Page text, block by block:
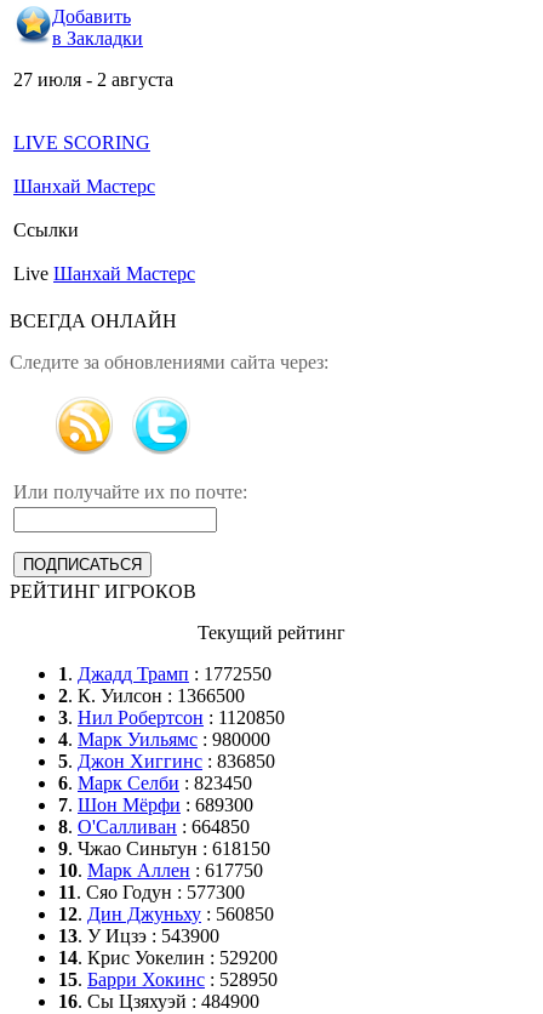
Добавить
в Закладки
27 июля - 2 августа
LIVE SCORING
Шанхай Мастерс
Ссылки
Live Шанхай Мастерс
ВСЕГДА ОНЛАЙН
Следите за обновлениями сайта через:
Или получайте их по почте:
РЕЙТИНГ ИГРОКОВ
Текущий рейтинг
1. Джадд Трамп : 1772550
2. К. Уилсон : 1366500
3. Нил Робертсон : 1120850
4. Марк Уильямс : 980000
5. Джон Хиггинс : 836850
6. Марк Селби : 823450
7. Шон Мёрфи : 689300
8. О'Салливан : 664850
9. Чжао Синьтун : 618150
10. Марк Аллен : 617750
11. Сяо Годун : 577300
12. Дин Джуньху : 560850
13. У Ицзэ : 543900
14. Крис Уокелин : 529200
15. Барри Хокинс : 528950
16. Сы Цзяхуэй : 484900